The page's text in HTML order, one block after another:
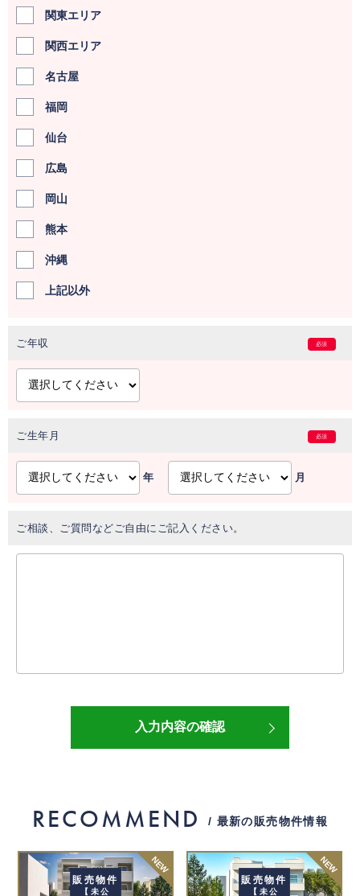
関東エリア
関西エリア
名古屋
福岡
仙台
広島
岡山
熊本
沖縄
上記以外
ご年収 必須
ご生年月 必須
年 月
ご相談、ご質問などご自由にご記入ください。
RECOMMEND / 最新の販売物件情報
NEW
販売物件
【未公
NEW
販売物件
【未公